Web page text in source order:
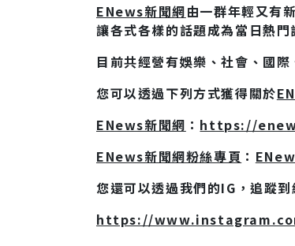
ENews新聞網由一群年輕又有
讓各式各樣的話題成為當日熱門
目前共經營有娛樂、社會、國
您可以透過下列方式獲得關於
ENews新聞網 ： https://
ENews新聞網粉絲專頁 ：
您還可以透過我們的IG，追蹤
https://